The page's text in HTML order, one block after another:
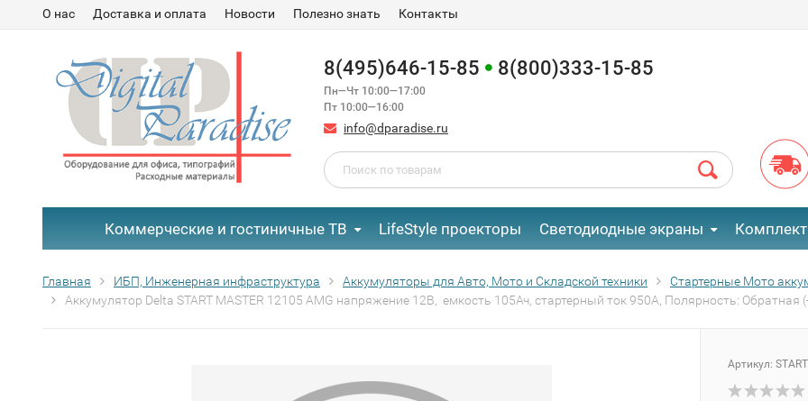
О нас Доставка и оплата Новости Полезно знать Контакты
8(495)646-15-85 8(800)333-15-85
Пн—Чт 10:00—17:00
Пт 10:00—16:00
info@dparadise.ru
Коммерческие и гостиничные ТВ LifeStyle проекторы Светодиодные экраны
Главная ИБП, Инженерная инфраструктура Аккумуляторы для Авто, Мото и Складской техники
Стартерные Мото
Аккумулятор Delta START MASTER 12105 AMG напряжение 12В, емкость 105Ач, стартерный ток 950А, Полярность: Обратная
Артикул: